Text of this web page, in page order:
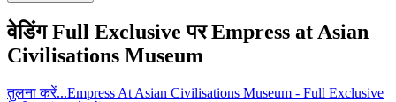
वेडिंग Full Exclusive पर Empress at Asian
Civilisations Museum
तुलना करें...Empress At Asian Civilisations Museum - Full Exclusive